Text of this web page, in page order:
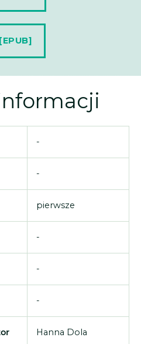
-
-
pierwsze
-
-
-
Hanna Dola